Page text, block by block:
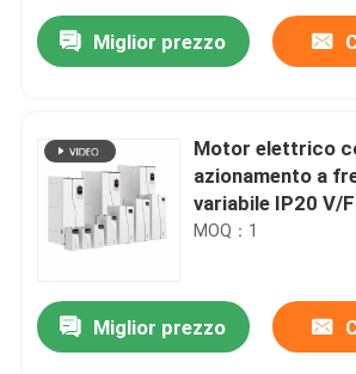
Miglior prezzo
Motor elettrico
azionamento a
variabile IP20 V/F
Controllo anti
MOQ：1
Miglior prezzo